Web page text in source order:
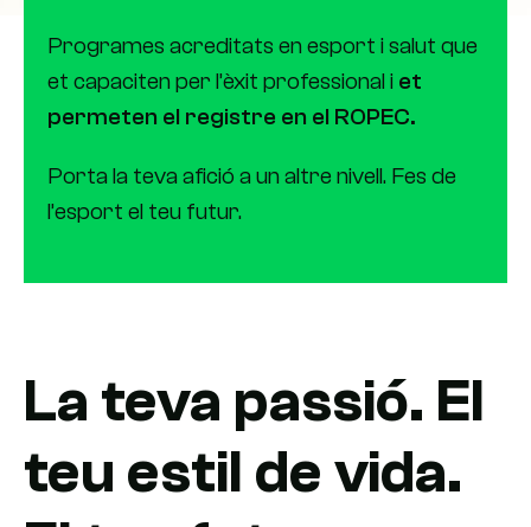
Programes acreditats en esport i salut que
et capaciten per l’èxit professional i et
permeten el registre en el ROPEC.
Porta la teva afició a un altre nivell. Fes de
l’esport el teu futur.
La teva passió. El
teu estil de vida.